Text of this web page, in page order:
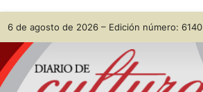
Saltar
al
contenido
Skip
to
content
6 de agosto de 2026 – Edición número: 6140